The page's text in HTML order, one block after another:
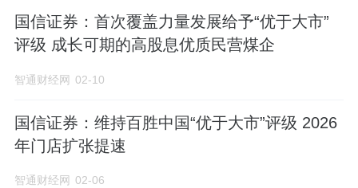
公司债承销规模行业排名第25名；科技创新公
司债券承销规模排名行业第13名；绿色债券承
承销规模排名行业第19名。股权融资方面，
2025年，一创投行成功申报3单北交所IPO项
目。并购重组业务方面，2025年，一创投行作
国信证券：首次覆盖力量发展给予“优于大市”
评级 成长可期的高股息优质民营煤企
智通财经网 02-10
国信证券：维持百胜中国“优于大市”评级 2026
年门店扩张提速
智通财经网 02-06